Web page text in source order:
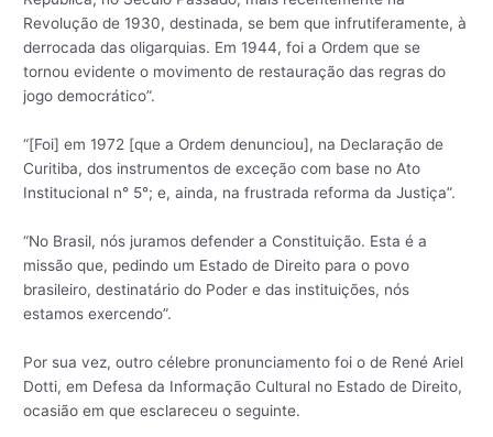
Revolução de 1930, destinada, se bem que infrutiferamente, à
derrocada das oligarquias. Em 1944, foi a Ordem que se
tornou evidente o movimento de restauração das regras do
jogo democrático”.
“[Foi] em 1972 [que a Ordem denunciou], na Declaração de
Curitiba, dos instrumentos de exceção com base no Ato
Institucional n° 5°; e, ainda, na frustrada reforma da Justiça”.
“No Brasil, nós juramos defender a Constituição. Esta é a
missão que, pedindo um Estado de Direito para o povo
brasileiro, destinatário do Poder e das instituições, nós
estamos exercendo”.
Por sua vez, outro célebre pronunciamento foi o de René Ariel
Dotti, em Defesa da Informação Cultural no Estado de Direito,
ocasião em que esclareceu o seguinte.